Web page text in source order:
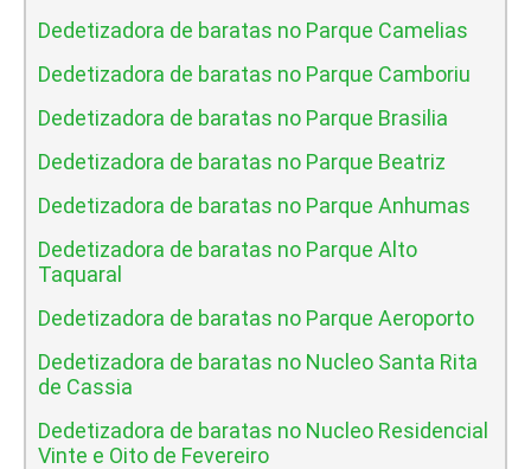
Dedetizadora de baratas no Parque Camelias
Dedetizadora de baratas no Parque Camboriu
Dedetizadora de baratas no Parque Brasilia
Dedetizadora de baratas no Parque Beatriz
Dedetizadora de baratas no Parque Anhumas
Dedetizadora de baratas no Parque Alto
Taquaral
Dedetizadora de baratas no Parque Aeroporto
Dedetizadora de baratas no Nucleo Santa Rita
de Cassia
Dedetizadora de baratas no Nucleo Residencial
Vinte e Oito de Fevereiro